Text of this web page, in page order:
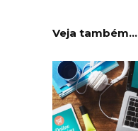
Veja também...